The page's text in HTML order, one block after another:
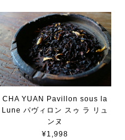
CHA YUAN Pavillon sous la
Lune パヴィロン スゥ ラ リュ
ンヌ
¥1,998